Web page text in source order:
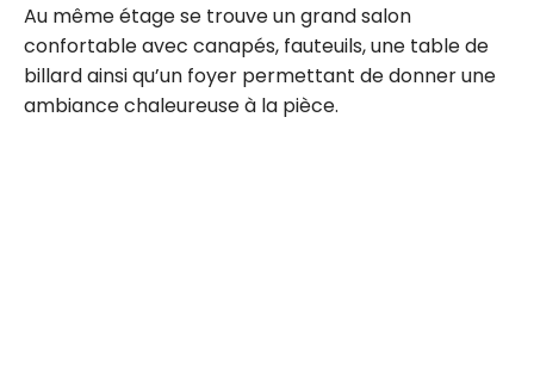
Au même étage se trouve un grand salon
confortable avec canapés, fauteuils, une table de
billard ainsi qu’un foyer permettant de donner une
ambiance chaleureuse à la pièce.